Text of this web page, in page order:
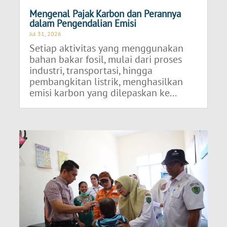
Mengenal Pajak Karbon dan Perannya
dalam Pengendalian Emisi
Jul 31, 2026
Setiap aktivitas yang menggunakan
bahan bakar fosil, mulai dari proses
industri, transportasi, hingga
pembangkitan listrik, menghasilkan
emisi karbon yang dilepaskan ke...